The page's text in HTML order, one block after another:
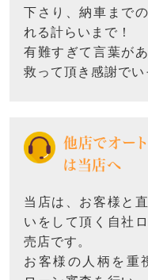
下さり、納車まで
れる計らいまで！
有難すぎて言葉が
救って頂き感謝でい
他店でオー
は当店へ
当店は、お客様と
いをして頂く自社
売店です。
お客様の人柄を重